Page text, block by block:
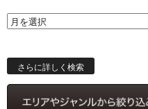
ス
索
さらに詳しく検索